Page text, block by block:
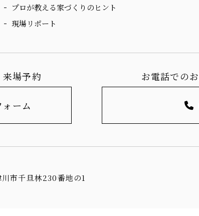
プロが教える家づくりのヒント
現場リポート
場予約
ーム
お電話での
市千旦林230番地の1